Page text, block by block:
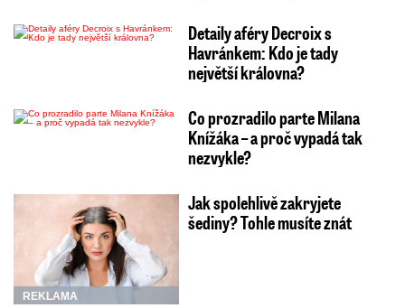
Detaily aféry Decroix s
Havránkem: Kdo je tady
největší královna?
Co prozradilo parte Milana
Knížáka – a proč vypadá tak
nezvykle?
REKLAMA
Jak spolehlivě zakryjete
šediny? Tohle musíte znát